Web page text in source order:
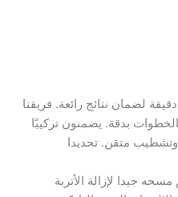
لضمان نتائج رائعة. فريقنا
بدقة. يضمنون تركيبًا
متقن. تحديدا
جيدا لإزالة الأتربة